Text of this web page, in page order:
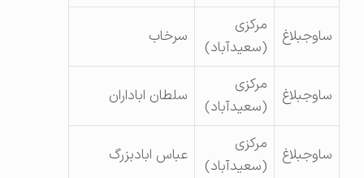
ساوجبلاغ
مرکزی
(سعیدآباد)
سرخاب
ساوجبلاغ
مرکزی
(سعیدآباد)
سلطان اباداران
ساوجبلاغ
مرکزی
(سعیدآباد)
عباس ابادبزرگ